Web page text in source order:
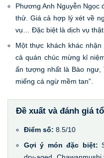
Phương Anh Nguyễn Ngọc
thử. Giá cả hợp lý xét về
vụ… Đặc biệt là dịch vụ thật
Một thực khách khác
cả quán chúc mừng kỉ
ấn tượng nhất là Bào ngư,
miếng cá ngừ mềm tan”.
Đề xuất và đánh giá
Điểm số: 8.5/10
Gợi ý món đặc biệt: